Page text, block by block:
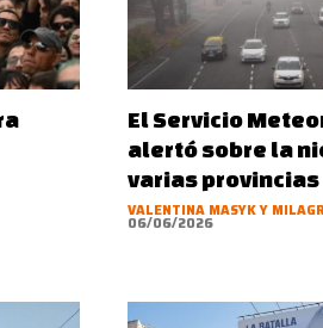
El Servicio
alertó sobre la
varias provincias
VALENTINA MASYK Y
06/06/2026